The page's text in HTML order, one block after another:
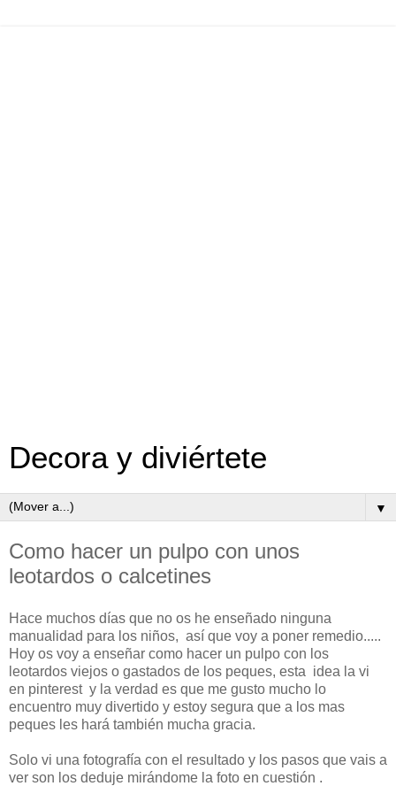
Decora y diviértete
▼
Como hacer un pulpo con unos
leotardos o calcetines
Hace muchos días que no os he enseñado ninguna
manualidad para los niños, así que voy a poner remedio.....
Hoy os voy a enseñar como hacer un pulpo con los
leotardos viejos o gastados de los peques, esta idea la vi
en pinterest y la verdad es que me gusto mucho lo
encuentro muy divertido y estoy segura que a los mas
peques les hará también mucha gracia.
Solo vi una fotografía con el resultado y los pasos que vais a
ver son los deduje mirándome la foto en cuestión .